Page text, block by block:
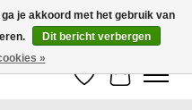
Verlanglijst
je akkoord met het gebruik van
Dit bericht verbergen
»